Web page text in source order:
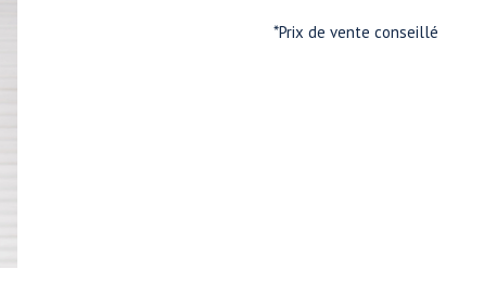
*Prix de vente conseillé